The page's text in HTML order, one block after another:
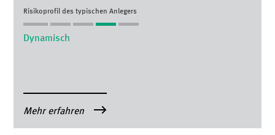
Risikoprofil des typischen Anlegers
Dynamisch
Mehr erfahren